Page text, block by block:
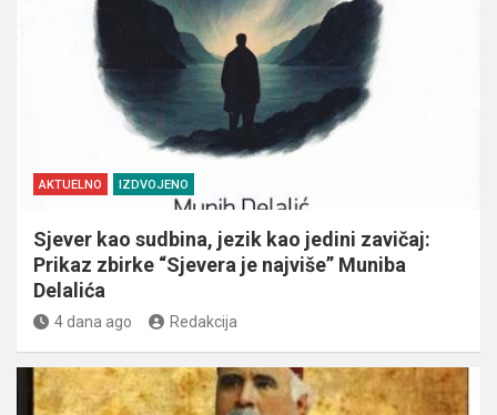
AKTUELNO IZDVOJENO
Sjever kao sudbina, jezik kao jedini zavičaj:
Prikaz zbirke “Sjevera je najviše” Muniba
Delalića
4 dana ago Redakcija